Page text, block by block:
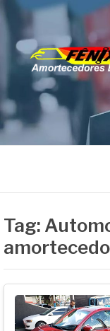
Pular
conteúdo
Especialistas em
Tag: